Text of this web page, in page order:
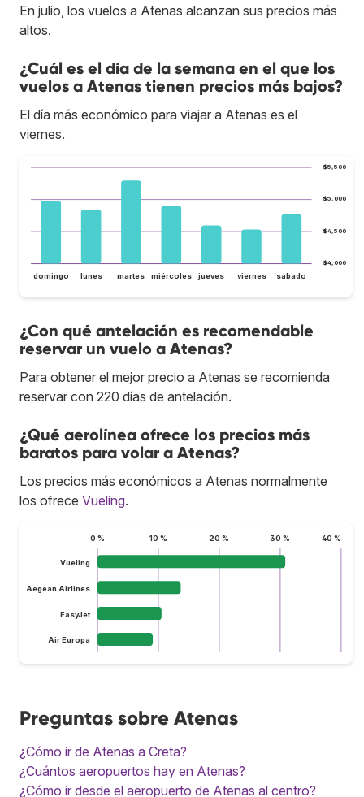
En julio, los vuelos a Atenas alcanzan sus precios más
altos.
¿Cuál es el día de la semana en el que los
vuelos a Atenas tienen precios más bajos?
El día más económico para viajar a Atenas es el
viernes.
$4,000
$4,500
$5,000
$5,500
domingo lunes martes miércoles jueves viernes sábado
¿Con qué antelación es recomendable
reservar un vuelo a Atenas?
Para obtener el mejor precio a Atenas se recomienda
reservar con 220 días de antelación.
¿Qué aerolínea ofrece los precios más
baratos para volar a Atenas?
Los precios más económicos a Atenas normalmente
los ofrece Vueling.
0 % 10 % 20 % 30 % 40 %
Vueling
Aegean Airlines
EasyJet
Air Europa
Preguntas sobre Atenas
¿Cómo ir de Atenas a Creta?
¿Cuántos aeropuertos hay en Atenas?
¿Cómo ir desde el aeropuerto de Atenas al centro?